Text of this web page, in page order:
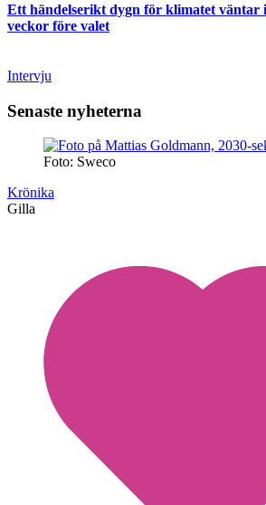
Ett händelserikt dygn för klimatet väntar
veckor före valet
Intervju
Senaste nyheterna
Foto: Sweco
Krönika
Gilla